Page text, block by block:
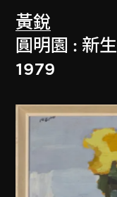
黃銳
圓明園 : 新生
1979